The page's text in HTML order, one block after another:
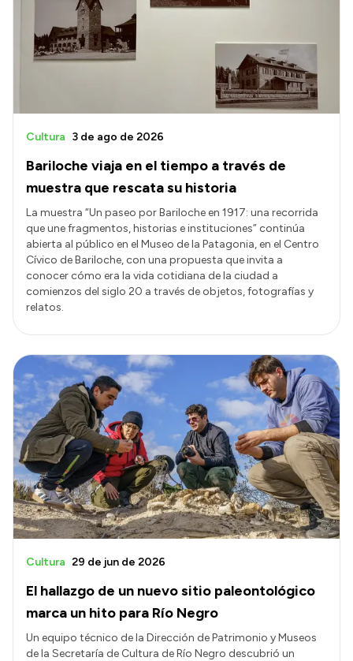
Bariloche viaja en el tiempo a través de
muestra que rescata su historia
Cultura 3 de ago de 2026
La muestra “Un paseo por Bariloche en 1917: una recorrida
que une fragmentos, historias e instituciones” continúa
abierta al público en el Museo de la Patagonia, en el Centro
Cívico de Bariloche, con una propuesta que invita a
conocer cómo era la vida cotidiana de la ciudad a
comienzos del siglo 20 a través de objetos, fotografías y
relatos.
El hallazgo de un nuevo sitio paleontológico
marca un hito para Río Negro
Cultura 29 de jun de 2026
Un equipo técnico de la Dirección de Patrimonio y Museos
de la Secretaría de Cultura de Río Negro descubrió un